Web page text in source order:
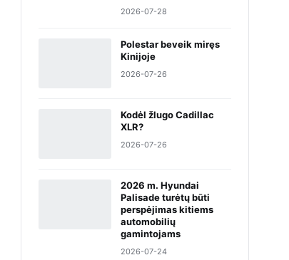
2026-07-28
Polestar beveik miręs
Kinijoje
2026-07-26
Kodėl žlugo Cadillac
XLR?
2026-07-26
2026 m. Hyundai
Palisade turėtų būti
perspėjimas kitiems
automobilių
gamintojams
2026-07-24